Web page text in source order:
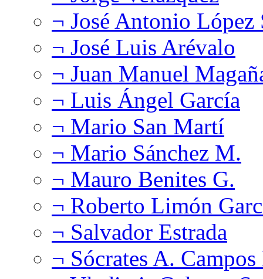
¬ José Antonio López
¬ José Luis Arévalo
¬ Juan Manuel
¬ Luis Ángel García
¬ Mario San Martí
¬ Mario Sánchez M.
¬ Mauro Benites G.
¬ Roberto Limón
¬ Salvador Estrada
¬ Sócrates A.